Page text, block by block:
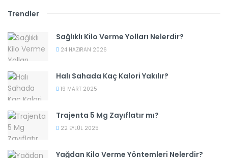
Trendler
Sağlıklı Kilo Verme Yolları Nelerdir?
24 HAZIRAN 2026
Halı Sahada Kaç Kalori Yakılır?
19 MART 2025
Trajenta 5 Mg Zayıflatır mı?
22 EYLÜL 2025
Yağdan Kilo Verme Yöntemleri Nelerdir?